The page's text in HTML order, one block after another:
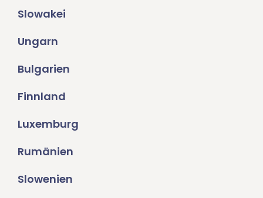
Slowakei
Ungarn
Bulgarien
Finnland
Luxemburg
Rumänien
Slowenien